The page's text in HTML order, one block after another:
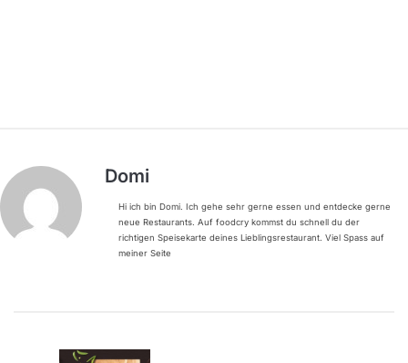
Domi
Hi ich bin Domi. Ich gehe sehr gerne essen und entdecke gerne
neue Restaurants. Auf foodcry kommst du schnell du der
richtigen Speisekarte deines Lieblingsrestaurant. Viel Spass auf
meiner Seite